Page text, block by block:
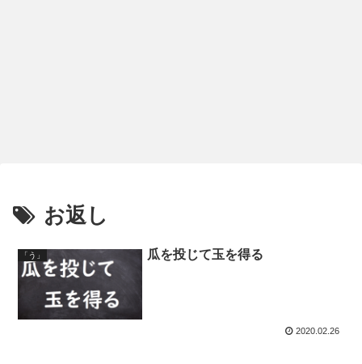
お返し
「う」 瓜を投じて玉を得る
2020.02.26